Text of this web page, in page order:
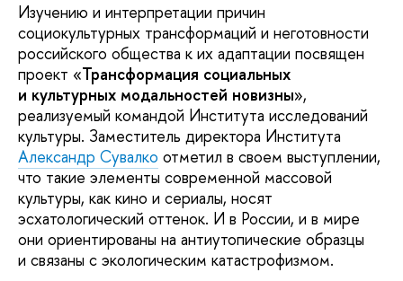
Изучению и интерпретации причин
социокультурных трансформаций и неготовности
российского общества к их адаптации посвящен
проект «Трансформация социальных
и культурных модальностей новизны»,
реализуемый командой Института исследований
культуры. Заместитель директора Института
Александр Сувалко отметил в своем выступлении,
что такие элементы современной массовой
культуры, как кино и сериалы, носят
эсхатологический оттенок. И в России, и в мире
они ориентированы на антиутопические образцы
и связаны с экологическим катастрофизмом.